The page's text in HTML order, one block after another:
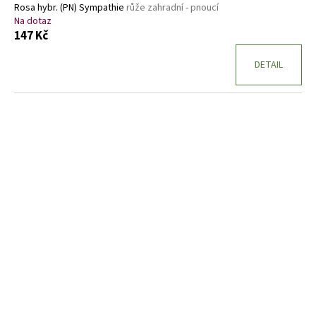
Rosa hybr. (PN) Sympathie růže zahradní - pnoucí
Na dotaz
147 Kč
DETAIL